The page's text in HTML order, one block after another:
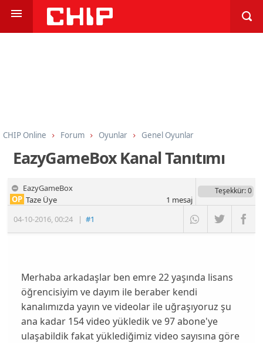
CHIP Online Forum Oyunlar Genel Oyunlar
EazyGameBox Kanal Tanıtımı
EazyGameBox
04-10-2016,00:24 |#1
OP Taze Üye
Teşekkür: 0
1 mesaj
Merhaba arkadaşlar ben emre 22 yaşında lisans
öğrencisiyim ve dayım ile beraber kendi
kanalımızda yayın ve videolar ile uğraşıyoruz şu
ana kadar 154 video yükledik ve 97 abone'ye
ulaşabildik fakat yüklediğimiz video sayısına göre